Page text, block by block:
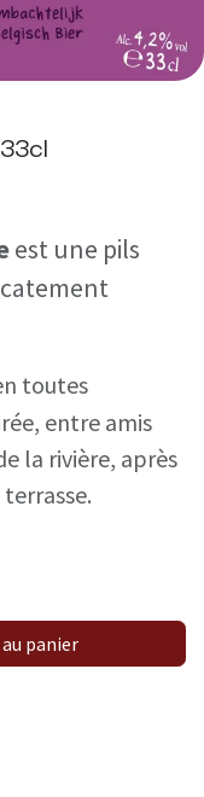
est une pils
toutes
entre amis
la rivière, après
panier